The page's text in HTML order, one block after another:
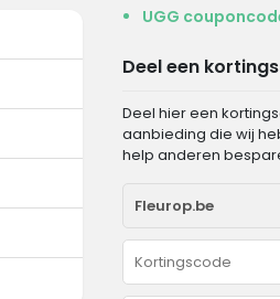
UGG
Deel een
Deel hier een
aanbieding die wij
help anderen